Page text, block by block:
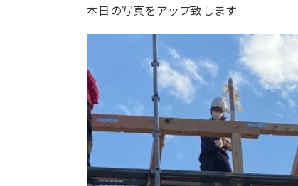
本日の写真をアップ致します